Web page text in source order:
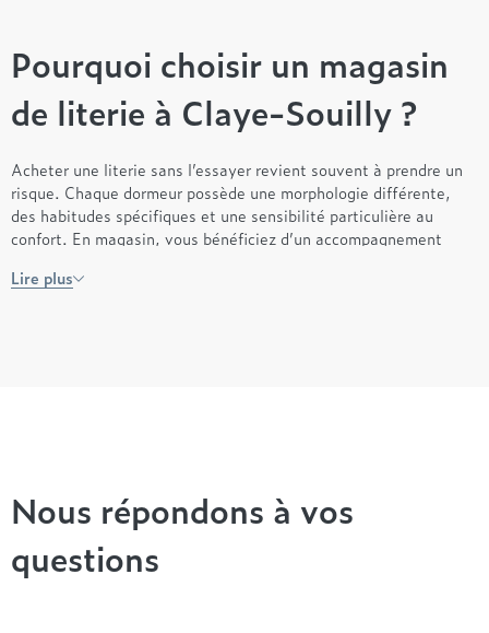
Pourquoi choisir un magasin
de literie à Claye-Souilly ?
Acheter une literie sans l’essayer revient souvent à prendre un
risque. Chaque dormeur possède une morphologie différente,
des habitudes spécifiques et une sensibilité particulière au
confort. En magasin, vous bénéficiez d’un accompagnement
environnement calme, sans contrainte de temps ni de pression.
Un accompagnement personnalisé
Lire plus
Nous répondons à vos
questions